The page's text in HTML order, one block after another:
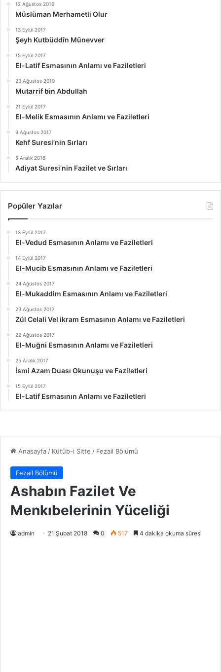
12 Ağustos 2016
Müslüman Merhametli Olur
13 Eylül 2017
Şeyh Kutbüddîn Münevver
15 Eylül 2017
El-Latif Esmasının Anlamı ve Faziletleri
23 Ağustos 2019
Mutarrif bin Abdullah
21 Eylül 2017
El-Melik Esmasının Anlamı ve Faziletleri
9 Ağustos 2017
Kehf Suresi’nin Sırları
5 Aralık 2016
Adiyat Suresi’nin Fazilet ve Sırları
Popüler Yazılar
13 Eylül 2017
El-Vedud Esmasının Anlamı ve Faziletleri
14 Eylül 2017
El-Mucib Esmasının Anlamı ve Faziletleri
24 Ağustos 2017
El-Mukaddim Esmasının Anlamı ve Faziletleri
23 Ağustos 2017
Zül Celali Vel ikram Esmasının Anlamı ve Faziletleri
22 Ağustos 2017
El-Muğni Esmasının Anlamı ve Faziletleri
25 Aralık 2017
İsmi Azam Duası Okunuşu ve Faziletleri
15 Eylül 2017
El-Latif Esmasının Anlamı ve Faziletleri